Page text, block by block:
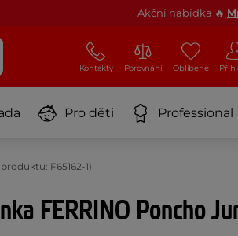
Akční nabídka 🔥
Kontakty Porovnání Oblíbené
Pro děti Professional
F65162-1)
FERRINO Poncho